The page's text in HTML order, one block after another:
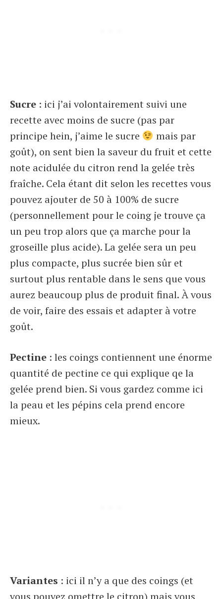
Sucre : ici j’ai volontairement suivi une
recette avec moins de sucre (pas par
principe hein, j’aime le sucre
mais par
goût), on sent bien la saveur du fruit et cette
note acidulée du citron rend la gelée très
fraîche. Cela étant dit selon les recettes vous
pouvez ajouter de 50 à 100% de sucre
(personnellement pour le coing je trouve ça
un peu trop alors que ça marche pour la
groseille plus acide). La gelée sera un peu
plus compacte, plus sucrée bien sûr et
surtout plus rentable dans le sens que vous
aurez beaucoup plus de produit final. À vous
de voir, faire des essais et adapter à votre
goût.
Pectine : les coings contiennent une énorme
quantité de pectine ce qui explique qe la
gelée prend bien. Si vous gardez comme ici
la peau et les pépins cela prend encore
mieux.
Variantes : ici il n’y a que des coings (et